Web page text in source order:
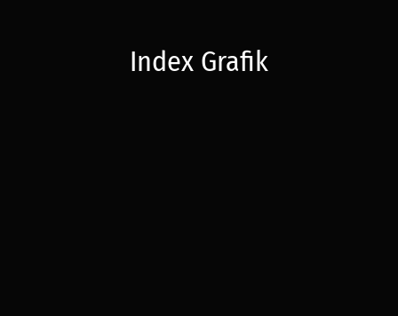
Index Grafik